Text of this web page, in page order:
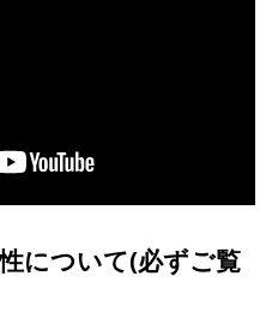
について(必ずご覧